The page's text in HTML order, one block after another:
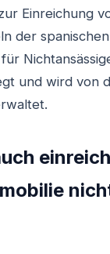
Einreichung
der spanischen
und wird von